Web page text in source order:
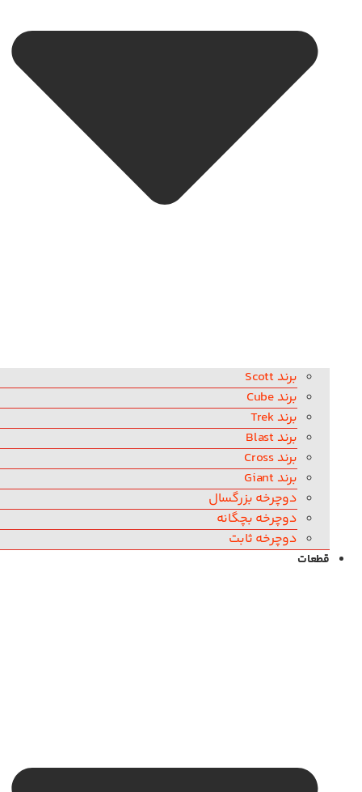
برند Scott
برند Cube
برند Trek
برند Blast
برند Cross
برند Giant
دوچرخه بزرگسال
دوچرخه بچگانه
دوچرخه ثابت
قطعات